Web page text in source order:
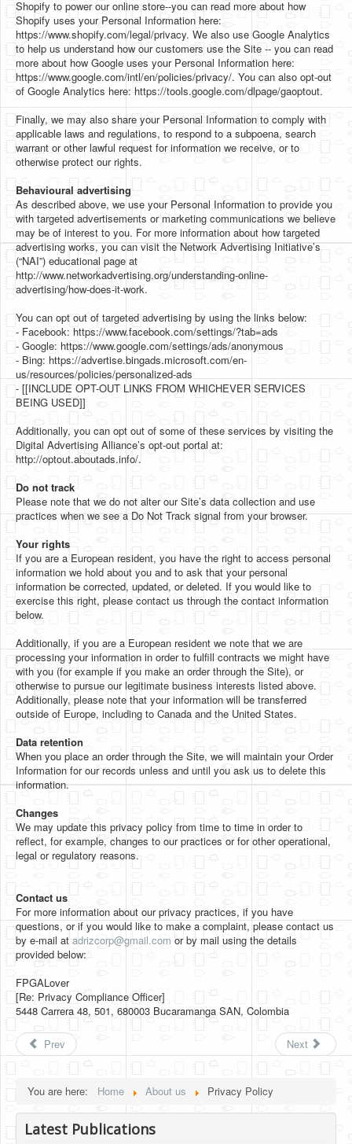
Shopify to power our online store--you can read more about how
Shopify uses your Personal Information here:
https://www.shopify.com/legal/privacy. We also use Google Analytics
to help us understand how our customers use the Site -- you can read
more about how Google uses your Personal Information here:
https://www.google.com/intl/en/policies/privacy/. You can also opt-out
of Google Analytics here: https://tools.google.com/dlpage/gaoptout.
Finally, we may also share your Personal Information to comply with
applicable laws and regulations, to respond to a subpoena, search
warrant or other lawful request for information we receive, or to
otherwise protect our rights.
Behavioural advertising
As described above, we use your Personal Information to provide you
with targeted advertisements or marketing communications we believe
may be of interest to you. For more information about how targeted
advertising works, you can visit the Network Advertising Initiative’s
(“NAI”) educational page at
http://www.networkadvertising.org/understanding-online-
advertising/how-does-it-work.
You can opt out of targeted advertising by using the links below:
- Facebook: https://www.facebook.com/settings/?tab=ads
- Google: https://www.google.com/settings/ads/anonymous
- Bing: https://advertise.bingads.microsoft.com/en-
us/resources/policies/personalized-ads
- [[INCLUDE OPT-OUT LINKS FROM WHICHEVER SERVICES
BEING USED]]
Additionally, you can opt out of some of these services by visiting the
Digital Advertising Alliance’s opt-out portal at:
http://optout.aboutads.info/.
Do not track
Please note that we do not alter our Site’s data collection and use
practices when we see a Do Not Track signal from your browser.
Your rights
If you are a European resident, you have the right to access personal
information we hold about you and to ask that your personal
information be corrected, updated, or deleted. If you would like to
exercise this right, please contact us through the contact information
below.
Additionally, if you are a European resident we note that we are
processing your information in order to fulfill contracts we might have
with you (for example if you make an order through the Site), or
otherwise to pursue our legitimate business interests listed above.
Additionally, please note that your information will be transferred
outside of Europe, including to Canada and the United States.
Data retention
When you place an order through the Site, we will maintain your Order
Information for our records unless and until you ask us to delete this
information.
Changes
We may update this privacy policy from time to time in order to
reflect, for example, changes to our practices or for other operational,
legal or regulatory reasons.
Contact us
For more information about our privacy practices, if you have
questions, or if you would like to make a complaint, please contact us
by e‑mail at adrizcorp@gmail.com or by mail using the details
provided below:
FPGALover
[Re: Privacy Compliance Officer]
5448 Carrera 48, 501, 680003 Bucaramanga SAN, Colombia
Prev Next
You are here: Home About us Privacy Policy
Latest Publications